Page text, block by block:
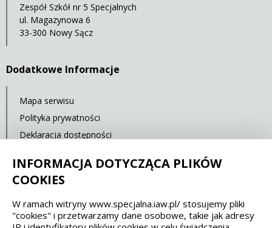
Zespół Szkół nr 5 Specjalnych
ul. Magazynowa 6
33-300 Nowy Sącz
Dodatkowe Informacje
Mapa serwisu
Polityka prywatności
Deklaracja dostępności
Cyberbezpieczeństwo
Spełniamy standardy dostępności oraz W3C
INFORMACJA DOTYCZĄCA PLIKÓW
COOKIES
W ramach witryny www.specjalna.iaw.pl/ stosujemy pliki
"cookies" i przetwarzamy dane osobowe, takie jak adresy